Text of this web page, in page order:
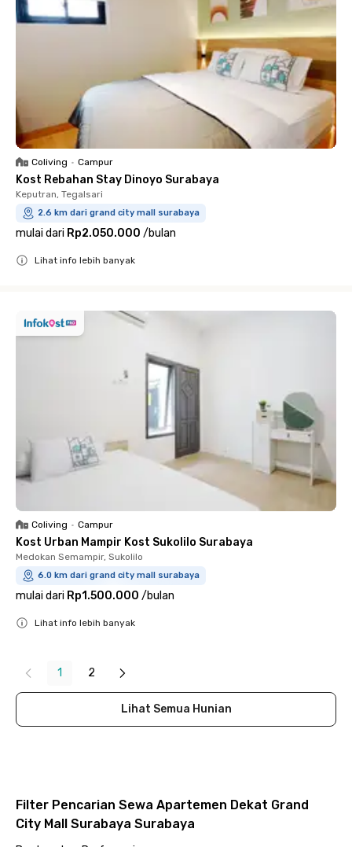
Coliving • Campur
Kost Rebahan Stay Dinoyo Surabaya
Keputran, Tegalsari
2.6 km dari grand city mall surabaya
mulai dari Rp2.050.000 /bulan
Lihat info lebih banyak
Coliving • Campur
Kost Urban Mampir Kost Sukolilo Surabaya
Medokan Semampir, Sukolilo
6.0 km dari grand city mall surabaya
mulai dari Rp1.500.000 /bulan
Lihat info lebih banyak
1 2
Lihat Semua Hunian
Filter Pencarian Sewa Apartemen Dekat Grand
City Mall Surabaya Surabaya